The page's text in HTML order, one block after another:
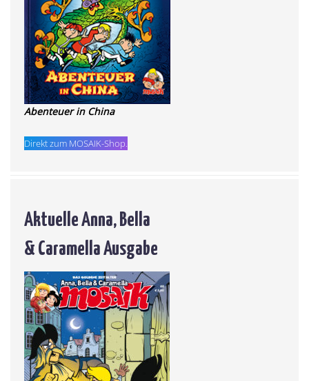
Abenteuer in China
Direkt zum MOSAIK-Shop.
Aktuelle Anna, Bella
& Caramella Ausgabe